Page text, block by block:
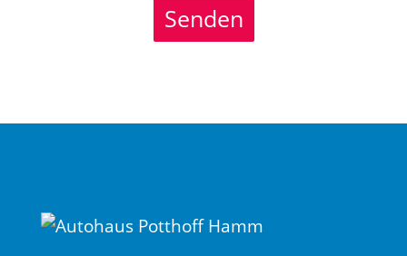
Senden